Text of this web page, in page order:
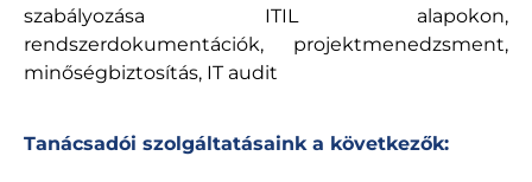
szabályozása ITIL alapokon,
rendszerdokumentációk, projektmenedzsment,
minőségbiztosítás, IT audit
Tanácsadói szolgáltatásaink a következők: